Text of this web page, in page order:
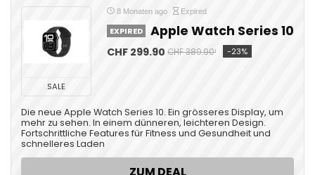
SALE
8 Monaten ago Expired
EXPIRED Apple Watch Series 10
CHF 299.90 CHF 389.90¹ -23%
Die neue Apple Watch Series 10. Ein grösseres Display, um
mehr zu sehen. In einem dünneren, leichteren Design.
Fortschrittliche Features für Fitness und Gesundheit und
schnelleres Laden
ZUM DEAL